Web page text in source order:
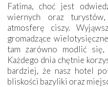
Fatima, choć jest
wiernych oraz turystów,
atmosferę ciszy.
gromadzące
tam zarówno modlić
Każdego dnia chętnie
bardziej, że nasz hotel
bliskości bazyliki oraz